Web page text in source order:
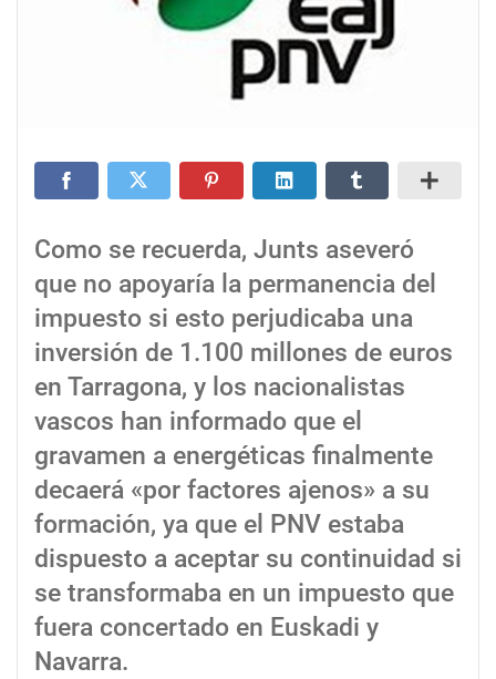
Como se recuerda, Junts aseveró
que no apoyaría la permanencia del
impuesto si esto perjudicaba una
inversión de 1.100 millones de euros
en Tarragona, y los nacionalistas
vascos han informado que el
gravamen a energéticas finalmente
decaerá «por factores ajenos» a su
formación, ya que el PNV estaba
dispuesto a aceptar su continuidad si
se transformaba en un impuesto que
fuera concertado en Euskadi y
Navarra.